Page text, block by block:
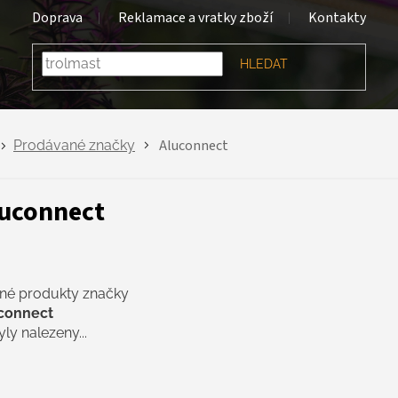
Doprava Reklamace a vratky zboží Kontakty
HLEDAT
Prodávané značky Aluconnect
produkty značky
nalezeny...